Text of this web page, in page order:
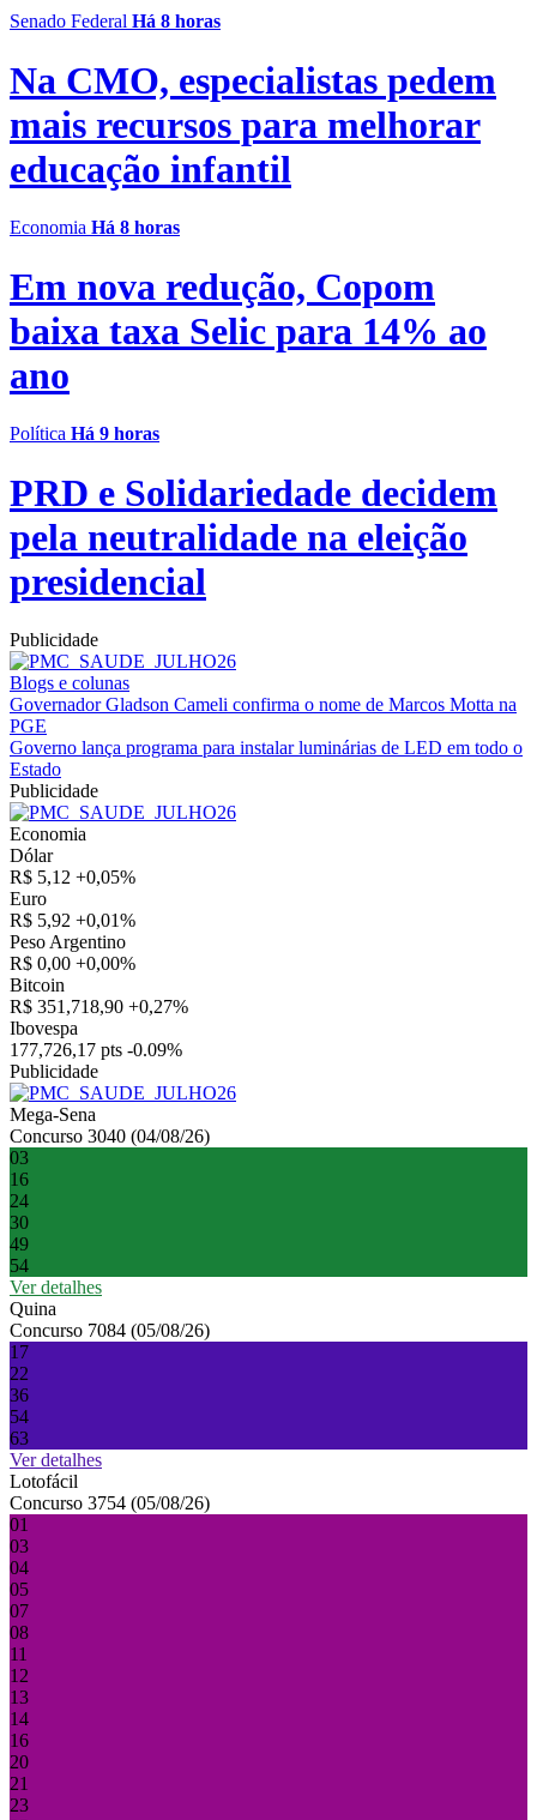
Senado Federal Há 8 horas
Na CMO, especialistas pedem
mais recursos para melhorar
educação infantil
Economia Há 8 horas
Em nova redução, Copom
baixa taxa Selic para 14% ao
ano
Política Há 9 horas
PRD e Solidariedade decidem
pela neutralidade na eleição
presidencial
Publicidade
Blogs e colunas
Governador Gladson Cameli confirma o nome de Marcos Motta na
PGE
Governo lança programa para instalar luminárias de LED em todo o
Estado
Publicidade
Economia
Dólar
R$ 5,12 +0,05%
Euro
R$ 5,92 +0,01%
Peso Argentino
R$ 0,00 +0,00%
Bitcoin
R$ 351,718,90 +0,27%
Ibovespa
177,726,17 pts -0.09%
Publicidade
Mega-Sena
Concurso 3040 (04/08/26)
03
16
24
30
49
54
Ver detalhes
Quina
Concurso 7084 (05/08/26)
17
22
36
54
63
Ver detalhes
Lotofácil
Concurso 3754 (05/08/26)
01
03
04
05
07
08
11
12
13
14
16
20
21
23